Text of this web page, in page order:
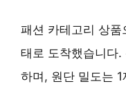
패션 카테고리 상
태로 도착했습니다
하며, 원단 밀도는